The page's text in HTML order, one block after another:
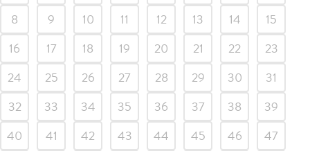
8
9 10 11 12 13 14
15
16
17 18 19 20 21 22
23
24
25 26 27 28 29 30
31
32
33 34 35 36 37 38
39
40
41 42 43 44 45 46
47